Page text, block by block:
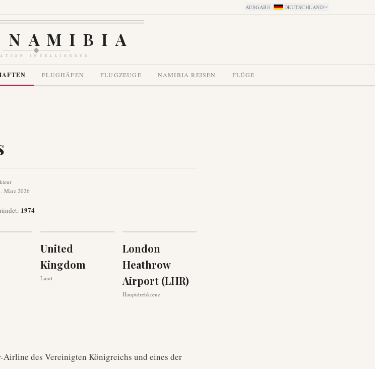
AUSGABE: DEUTSCHLAND
INTELLIGENCE
FLUGHÄFEN FLUGZEUGE NAMIBIA REISEN FLÜGE
März 2026
: 1974
United
Kingdom
Land
London
Heathrow
Airport (LHR)
Hauptdrehkreuz
des Vereinigten Königreichs und eines der